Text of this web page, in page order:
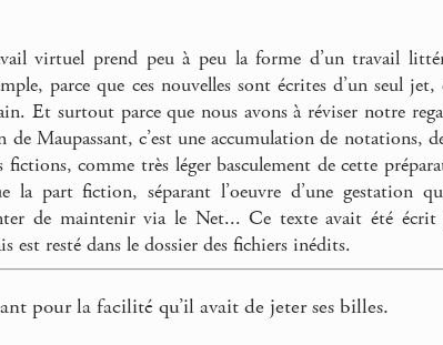
virtuel prend peu à peu la forme d’un travail
parce que ces nouvelles sont écrites d’un seul
Et surtout parce que nous avons à réviser notre
Maupassant, c’est une accumulation de notations,
fictions, comme très léger basculement de cette
la part fiction, séparant l’oeuvre d’une gestation
de maintenir via le Net... Ce texte avait été
est resté dans le dossier des fichiers inédits.
pour la facilité qu’il avait de jeter ses billes.